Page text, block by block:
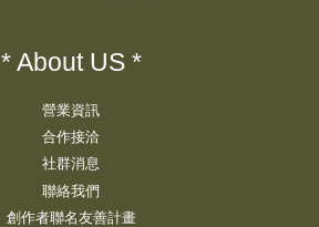
* About US *
營業資訊
合作接洽
社群消息
聯絡我們
創作者聯名友善計畫